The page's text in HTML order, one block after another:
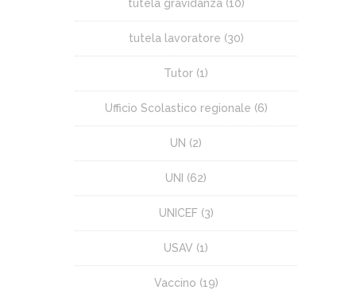
tutela gravidanza (10)
tutela lavoratore (30)
Tutor (1)
Ufficio Scolastico regionale (6)
UN (2)
UNI (62)
UNICEF(3)
USAV (1)
Vaccino (19)